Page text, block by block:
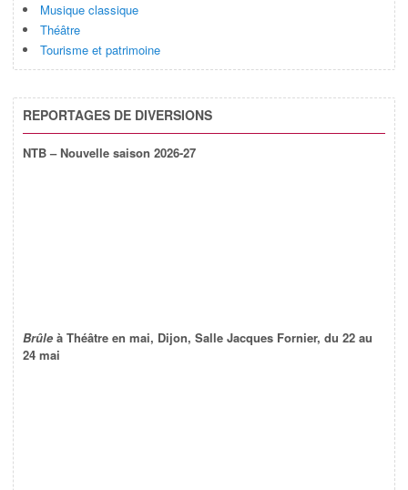
Musique classique
Théâtre
Tourisme et patrimoine
REPORTAGES DE DIVERSIONS
NTB – Nouvelle saison 2026-27
Brûle à Théâtre en mai, Dijon, Salle Jacques Fornier, du 22 au
24 mai